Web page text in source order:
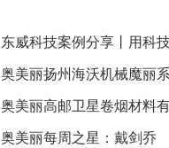
东威科技案例分享丨用科
奥美丽扬州海沃机械魔丽
奥美丽高邮卫星卷烟材料
奥美丽每周之星：戴剑乔